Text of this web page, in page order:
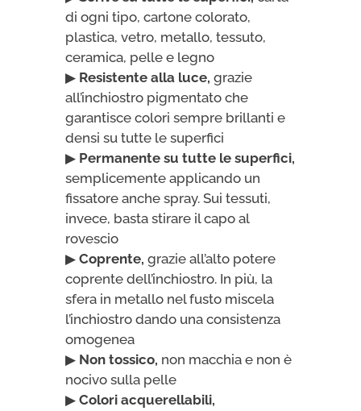
di ogni tipo, cartone colorato,
plastica, vetro, metallo, tessuto,
ceramica, pelle e legno
▶ Resistente alla luce, grazie
all’inchiostro pigmentato che
garantisce colori sempre brillanti e
densi su tutte le superfici
▶ Permanente su tutte le superfici,
semplicemente applicando un
fissatore anche spray. Sui tessuti,
invece, basta stirare il capo al
rovescio
▶ Coprente, grazie all’alto potere
coprente dell’inchiostro. In più, la
sfera in metallo nel fusto miscela
l’inchiostro dando una consistenza
omogenea
▶ Non tossico, non macchia e non è
nocivo sulla pelle
▶ Colori acquerellabili,